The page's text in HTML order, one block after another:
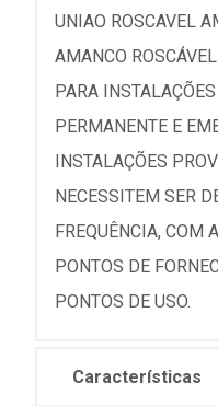
UNIAO ROSCAVEL
AMANCO
PARA
PERMANENTE E
INSTALAÇÕES
NECESSITEM SER
FREQUÊNCIA, COM
PONTOS DE
PONTOS DE USO.
Características